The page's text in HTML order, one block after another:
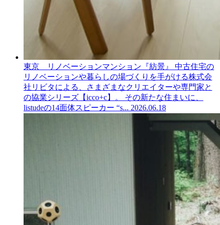
東京 リノベーションマンション『紡景』
中古住宅の
リノベーションや暮らしの場づくりを手がける株式会
社リビタによる、さまざまなクリエイターや専門家と
の協業シリーズ【icco+c】。 その新たな住まいに、
listudeの14面体スピーカー “s... 2026.06.18